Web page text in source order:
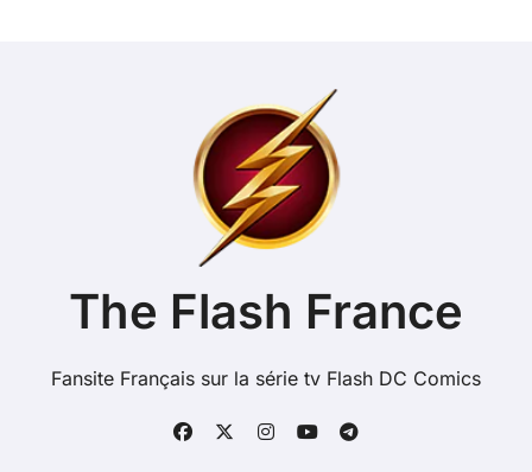
The Flash France
Fansite Français sur la série tv Flash DC Comics